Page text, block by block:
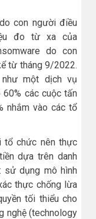
con người điều
đo từ xa của
do con
từ tháng 9/2022.
như một dịch vụ
các cuộc tấn
nhắm vào các tổ
tổ chức nên thực
dựa trên danh
sử dụng mô hình
thực chống lừa
tối thiểu cho
nghệ (technology